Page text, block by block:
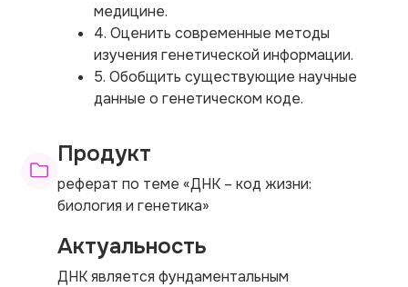
медицине.
4. Оценить современные методы
изучения генетической информации.
5. Обобщить существующие научные
данные о генетическом коде.
Продукт
реферат по теме «ДНК – код жизни:
биология и генетика»
Актуальность
ДНК является фундаментальным